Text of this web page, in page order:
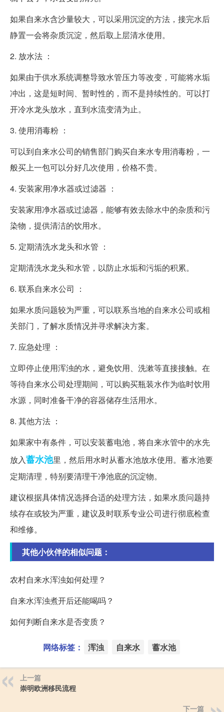
如果自来水含沙量较大，可以采用沉淀的方法，接完水后
静置一会将杂质沉淀，然后取上层清水使用。
2. 放水法 ：
如果由于供水系统调整导致水管压力等改变，可能将水垢
冲出，这是短时间、暂时性的，而不是持续性的。可以打
开冷水龙头放水，直到水流变清为止。
3. 使用消毒粉 ：
可以到自来水公司的销售部门购买自来水专用消毒粉，一
般买上一包可以分好几次使用，价格不贵。
4. 安装家用净水器或过滤器 ：
安装家用净水器或过滤器，能够有效去除水中的杂质和污
染物，提供清洁的饮用水。
5. 定期清洗水龙头和水管 ：
定期清洗水龙头和水管，以防止水垢和污垢的积累。
6. 联系自来水公司 ：
如果水质问题较为严重，可以联系当地的自来水公司或相
关部门，了解水质情况并寻求解决方案。
7. 应急处理 ：
立即停止使用浑浊的水，避免饮用、洗漱等直接接触。在
等待自来水公司处理期间，可以购买瓶装水作为临时饮用
水源，同时准备干净的容器储存生活用水。
8. 其他方法 ：
如果家中有条件，可以安装蓄电池，将自来水管中的水先
放入蓄水池里，然后用水时从蓄水池放水使用。蓄水池要
定期清理，特别要清理干净池底的沉淀物。
建议根据具体情况选择合适的处理方法，如果水质问题持
续存在或较为严重，建议及时联系专业公司进行彻底检查
和维修。
其他小伙伴的相似问题：
农村自来水浑浊如何处理？
自来水浑浊煮开后还能喝吗？
如何判断自来水是否变质？
网络标签： 浑浊 自来水 蓄水池
上一篇
崇明欧洲移民流程
下一篇